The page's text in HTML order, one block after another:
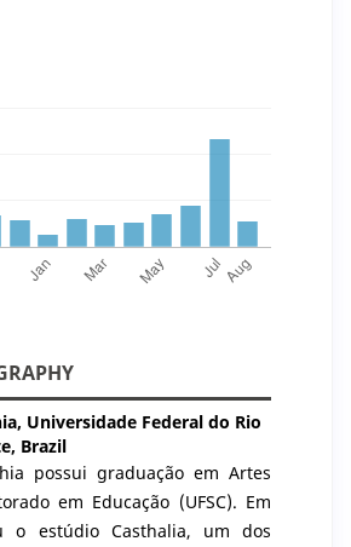
Universidade Federal do Rio
Brazil
possui graduação em Artes
em Educação (UFSC). Em
o estúdio Casthalia, um dos